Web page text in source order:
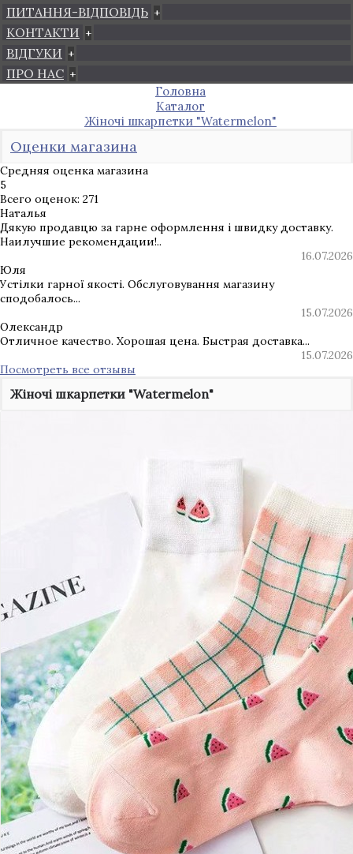
ПИТАННЯ-ВІДПОВІДЬ +
КОНТАКТИ +
ВІДГУКИ +
ПРО НАС +
Головна
Каталог
Жіночі шкарпетки "Watermelon"
Оценки магазина
Средняя оценка магазина
5
Всего оценок: 271
Наталья
Дякую продавцю за гарне оформлення і швидку доставку.
Наилучшие рекомендации!..
16.07.2026
Юля
Устілки гарної якості. Обслуговування магазину
сподобалось...
15.07.2026
Олександр
Отличное качество. Хорошая цена. Быстрая доставка...
15.07.2026
Посмотреть все отзывы
Жіночі шкарпетки "Watermelon"